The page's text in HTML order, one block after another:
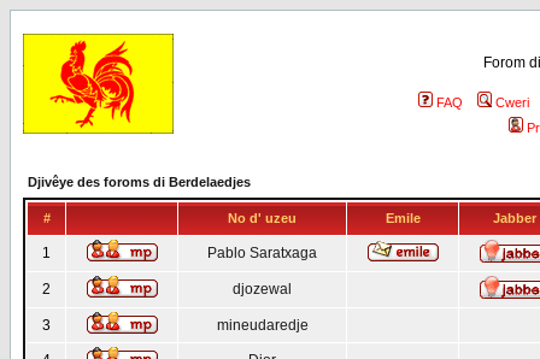
Forom
FAQ
Cweri
Djivêye des foroms di Berdelaedjes
# No d' uzeu Emile Jabber
1 Pablo Saratxaga
2 djozewal
3 mineudaredje